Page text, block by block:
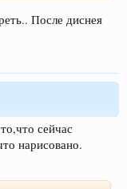
После диснея
сейчас
нарисовано.